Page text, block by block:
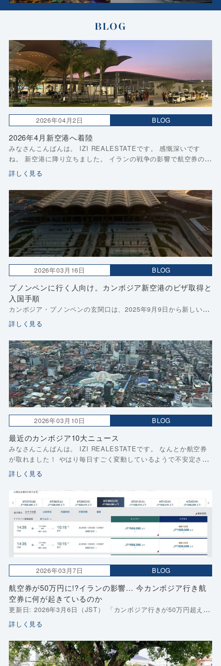
BLOG
2026年04月2日 BLOG
2026年4月新空港へ着陸
みなさんこんばんは。 IZI REALESTATEです。 感慨深いです
ね。 新空港に降り立ちました。 イランの戦争の影響で航空券の取
得タイミングが難しかったですがもういつでも同じかなと思い強
行しました。 タックマウに降り […]
詳しく見る
2026年03月16日 BLOG
プノンペンに行く人向け。カンボジア新空港のビザ取得と
入国手順
カンボジア・プノンペンの玄関口は、2025年9月9日から新しい テ
チョ国際空港 に切り替わっています。 旧プノンペン空港の感覚で
動くと、「空港まで遠い」「どこで何を出すのか分かりにくい」
と戸惑いやすいのが今の実情です。 […]
詳しく見る
2026年03月10日 BLOG
最近のカンボジア10大ニュース
みなさんこんばんは。 IZI REALESTATEです。 なんとか航空券
が取れました！ やはり毎日すごく変動しているようで不安定さは
変わりませんが７万円のキャセイを抑える事ができました。 関西
から行く分には長時間フライト […]
詳しく見る
2026年03月7日 BLOG
航空券が50万円に!?イランの影響… 今カンボジア行き航
空券に何が起きているのか
更新日: 2026年3月6日（JST） 「カンボジア行きが50万円超え」
という検索結果が出て驚いた方は多いと思います。 実際、よく利
用しているキャセイパシフィック検索画面では、3月27日〜4月2
日で JPY558,390 […]
詳しく見る